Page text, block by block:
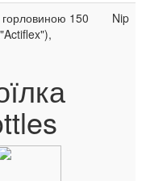
150
Nip